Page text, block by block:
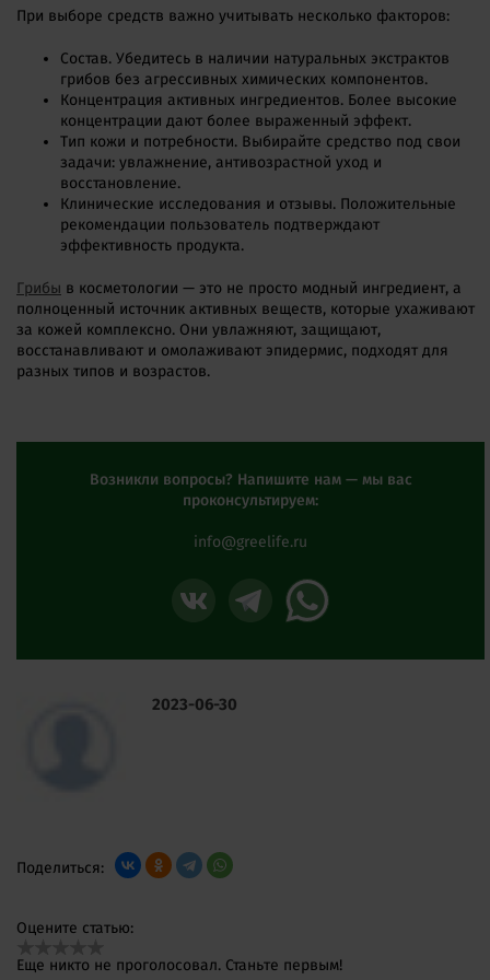
При выборе средств важно учитывать несколько факторов:
Состав. Убедитесь в наличии натуральных экстрактов
грибов без агрессивных химических компонентов.
Концентрация активных ингредиентов. Более высокие
концентрации дают более выраженный эффект.
Тип кожи и потребности. Выбирайте средство под свои
задачи: увлажнение, антивозрастной уход и
восстановление.
Клинические исследования и отзывы. Положительные
рекомендации пользователь подтверждают
эффективность продукта.
Грибы в косметологии — это не просто модный ингредиент, а
полноценный источник активных веществ, которые ухаживают
за кожей комплексно. Они увлажняют, защищают,
восстанавливают и омолаживают эпидермис, подходят для
разных типов и возрастов.
Возникли вопросы? Напишите нам — мы вас
проконсультируем:
info@greelife.ru
2023-06-30
Поделиться:
Оцените статью:
Еще никто не проголосовал. Станьте первым!